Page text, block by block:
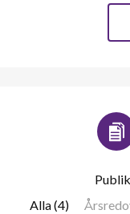
Alla (4)